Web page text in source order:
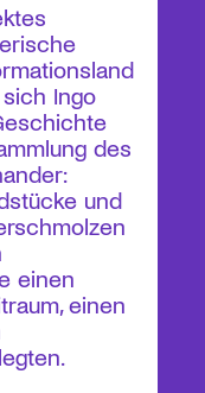
Ingo
des
und
einen
einen